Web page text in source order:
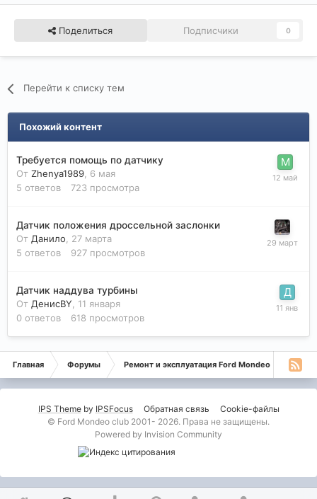
Поделиться Подписчики 0
Перейти к списку тем
Похожий контент
Требуется помощь по датчику
От Zhenya1989, 6 мая
5 ответов 723 просмотра
Датчик положения дроссельной заслонки
От Данило, 27 марта
5 ответов 927 просмотров
Датчик наддува турбины
От ДенисBY, 11 января
0 ответов 618 просмотров
Главная Форумы Ремонт и эксплуатация Ford Mondeo
IPS Themeby IPSFocus Обратная связь
Cookie-файлы
© Ford Mondeo club 2001- 2026. Права не защищены.
Powered by Invision Community